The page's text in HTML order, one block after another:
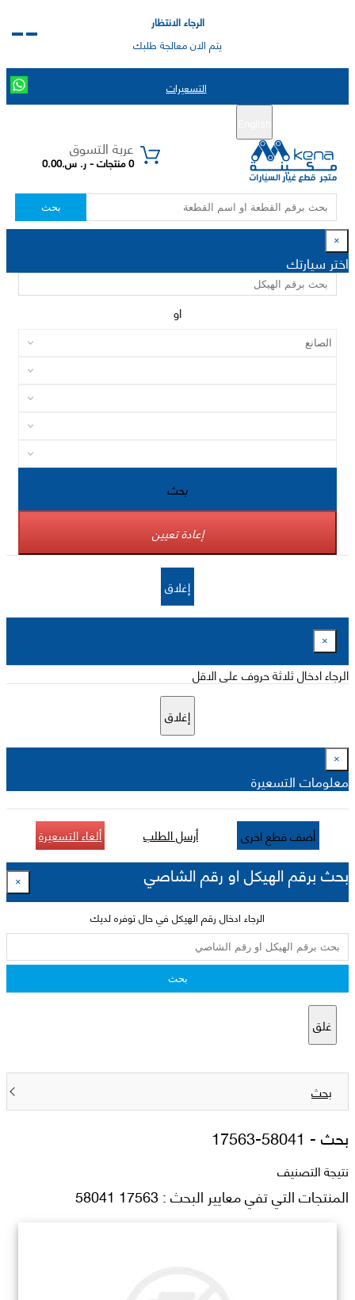
الرجاء الانتظار
يتم الان معالجة طلبك
التسعيرات
عربة التسوق
0 منتجات - ر. س.0.00
بحث
×
اختر سيارتك
او
بحث
إعادة تعيين
إغلاق
×
الرجاء ادخال ثلاثة حروف على الاقل
إغلاق
×
معلومات التسعيرة
أضف قطع اخرى أرسل الطلب ألغاء التسعيرة
بحث برقم الهيكل او رقم الشاصي ×
الرجاء ادخال رقم الهيكل في حال توفره لديك
بحث
غلق
بحث
بحث - 17563-58041
نتيجة التصنيف
المنتجات التي تفي معايير البحث : 17563 58041